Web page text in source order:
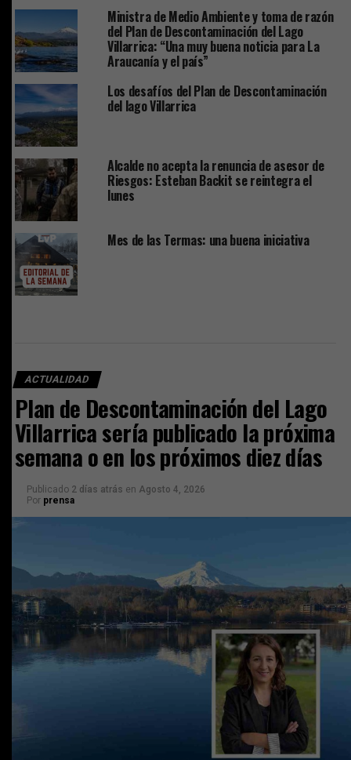
Ministra de Medio Ambiente y toma de razón
del Plan de Descontaminación del Lago
Villarrica: “Una muy buena noticia para La
Araucanía y el país”
Los desafíos del Plan de Descontaminación
del lago Villarrica
Alcalde no acepta la renuncia de asesor de
Riesgos: Esteban Backit se reintegra el
lunes
Mes de las Termas: una buena iniciativa
ACTUALIDAD
Plan de Descontaminación del Lago
Villarrica sería publicado la próxima
semana o en los próximos diez días
Publicado 2 días atrás en Agosto 4, 2026
Por prensa